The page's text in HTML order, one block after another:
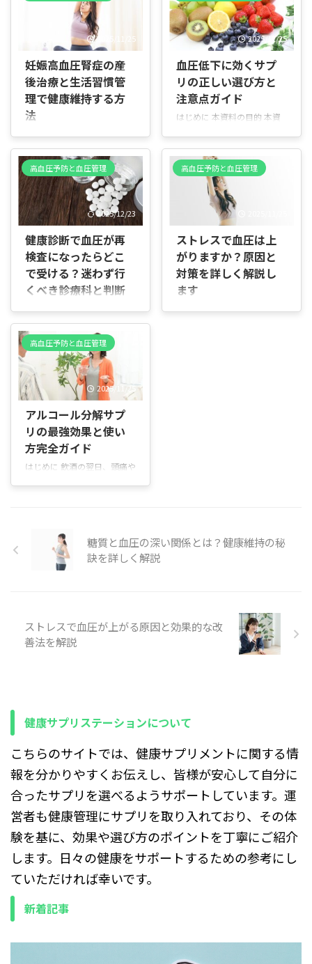
2025/11/25
妊娠高血圧腎症の産
後治療と生活習慣管
理で健康維持する方
法
トは、妊娠高血圧腎症（妊娠
中の高血圧と腎機能の変化）
と産後に関する情報をわかり
やすくまとめたものです。産
後の治療や循環の回復、将来
の生活習慣病リスク、児への
要点について解説します。 対
象読者 妊娠中や産後の女性、
ご家族、助産師や医療従事者
など、広く役立つ内容です。
し、具体例を交えて説明しま
す。 本書の使い方 章ごとに
読み進めることで、妊娠高血
圧腎症の基礎から産後の注意
点まで段階的に理解できま
す。疑問や症状があれば、早
めに担当医や ...
2025/11/25
血圧低下に効くサプ
リの正しい選び方と
注意点ガイド
はじめに 本資料の目的 本資
的知見や成分の特徴、おすす
め商品、選び方のポイント、
注意点までを分かりやすくま
とめたガイドです。専門的な
表現はなるべく避け、日常生
活ですぐに役立つ情報を中心
にします。 誰に向けた資料か
高血圧に悩んでいる方、予防
を考えている方、サプリメン
トを試してみたい方に向けて
います。既に薬を服用中の方
や持病がある方は、医師と相
高血圧予防と血圧管理
2025/12/23
健康診断で血圧が再
検査になったらどこ
で受ける？迷わず行
くべき診療科と判断
はじめに 結論から言うと、健
康診断で血圧が再検査になっ
た場合は、迷わず内科を受診
するのが正解です。 数値が一
時的な上昇か、治療や経過観
察が必要な高血圧かは、その
場の健診結果だけでは判断で
きず、医療機関での再測定と
確認が欠かせません。 放置せ
ず一度受診しておくことで、
不要な不安も将来のリスクも
があります。 一方で、本当に
血圧が高い状態が続いている
場合は、自覚症状がなくても
高血圧予防と血圧管理
ストレスで血圧は上
がりますか？原因と
対策を詳しく解説し
ます
で学べること ストレスと血圧
高血圧予防と血圧管理
2025/11/25
アルコール分解サプ
リの最強効果と使い
方完全ガイド
はじめに 飲酒の翌日、頭痛や
げる効果が期待されるサプリ
メントについて、分かりやす
く丁寧に解説します。 目的 -
際の口コミを参考に自分に合
う製品を見つける こんな方に
向いています - 飲み会のあと
記事の構成 第 ...
糖質と血圧の深い関係とは？健康維持の秘
訣を詳しく解説
ストレスで血圧が上がる原因と効果的な改
善法を解説
健康サプリステーションについて
こちらのサイトでは、健康サプリメントに関する情
報を分かりやすくお伝えし、皆様が安心して自分に
合ったサプリを選べるようサポートしています。運
営者も健康管理にサプリを取り入れており、その体
験を基に、効果や選び方のポイントを丁寧にご紹介
します。日々の健康をサポートするための参考にし
ていただければ幸いです。
新着記事